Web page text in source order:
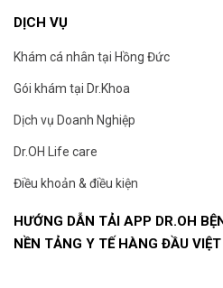
DỊCH VỤ
Khám cá nhân tại Hồng Đức
Gói khám tại Dr.Khoa
Dịch vụ Doanh Nghiệp
Dr.OH Life care
Điều khoản & điều kiện
HƯỚNG DẪN TẢI APP DR.OH
NỀN TẢNG Y TẾ HÀNG ĐẦU